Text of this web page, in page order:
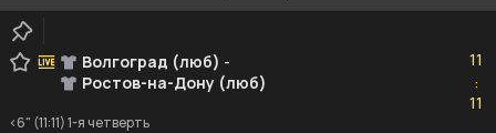
Волгоград (люб) -
Ростов-на-Дону (люб)
11
:11
11
<6" (11:11) 1-я четверть